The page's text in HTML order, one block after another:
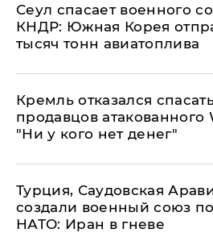
​Сеул спасает военного
КНДР: Южная Корея
тысяч тонн авиатоплива
Кремль отказался
продавцов атакованного
"Ни у кого нет денег"
Турция, Саудовская
создали военный союз
НАТО: Иран в гневе